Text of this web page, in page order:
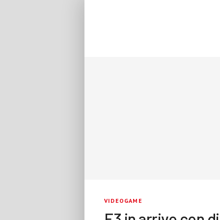
VIDEOGAME